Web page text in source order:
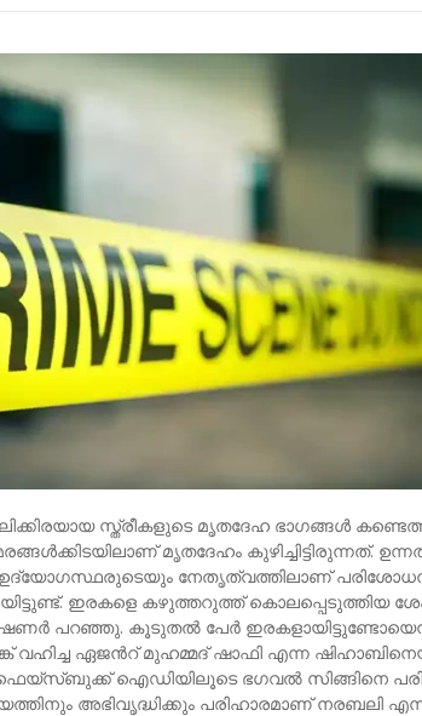
സ്ത്രീകളുടെ മൃതദേഹ ഭാഗങ്ങൾ
മൃതദേഹം കുഴിച്ചിട്ടിരുന്നത്.
നേതൃത്വത്തിലാണ്
ഇരകളെ കഴുത്തറുത്ത് കൊലപ്പെടുത്തിയ
പറഞ്ഞു. കൂടുതൽ പേർ
വഹിച്ച ഏജന്‍റ് മുഹമ്മദ് ഷാഫി എന്ന
ഫെയ്സ്ബുക്ക് ഐഡിയിലൂടെ ഭഗവൽ സിങ്ങിനെ
അഭിവൃദ്ധിക്കും പരിഹാരമാണ് നരബലി